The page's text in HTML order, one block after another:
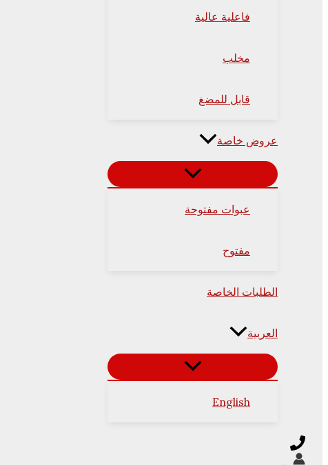
فاعلية عالية
مخلب
قابل للمضغ
عروض خاصة
عبوات مفتوحة
مفتوح
الطلبات الخاصة
العربية
English